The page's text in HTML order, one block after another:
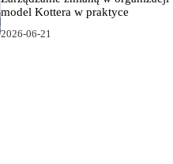
model Kottera w praktyce
2026-06-21